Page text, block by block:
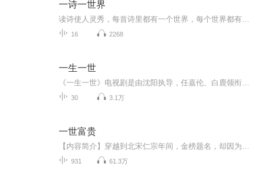
一诗一世界
16 2268
一生一世
30 3.1万
一世富贵
931 61.3万